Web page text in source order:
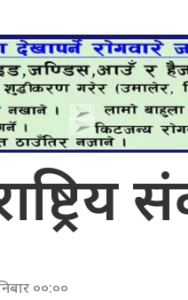
००:००